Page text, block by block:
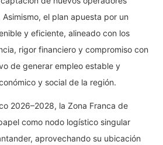
el plan apuesta por un
y eficiente, alineado con los
rigor financiero y compromiso con
de generar empleo estable y
y social de la región.
2026–2028, la Zona Franca de
como nodo logístico singular
aprovechando su ubicación